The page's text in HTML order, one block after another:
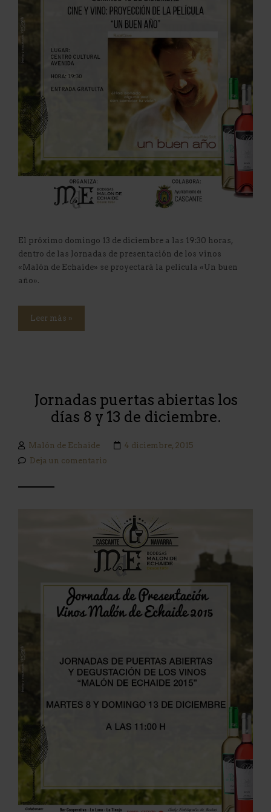
El próximo domingo 13 de diciembre a las 19:30 horas,
dentro de las Jornadas de presentación de los vinos
«Malón de Echaide» se proyectará la película «Un buen
año».
Leer más »
Jornadas puertas abiertas los
días 8 y 13 de diciembre.
Malón de Echaide
4 diciembre, 2015
Deja un comentario